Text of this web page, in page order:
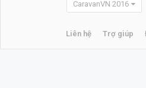
CaravanVN 2016
Liên hệ Trợ giúp